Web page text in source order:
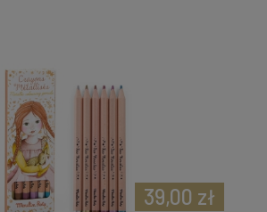
39,00 zł